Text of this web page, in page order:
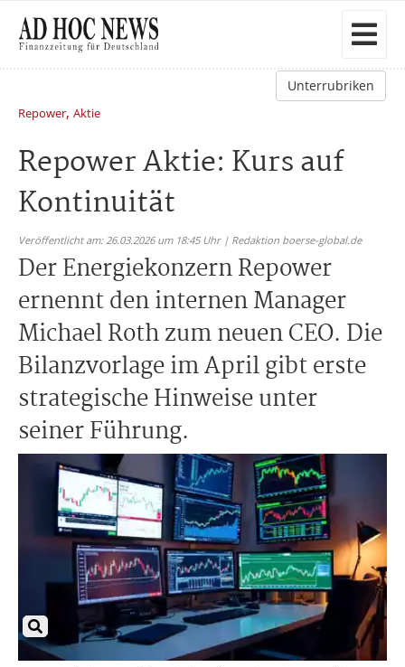
Unterrubriken
Repower, Aktie
Repower Aktie: Kurs auf
Kontinuität
Veröffentlicht am: 26.03.2026 um 18:45 Uhr | Redaktion boerse-global.de
Der Energiekonzern Repower
ernennt den internen Manager
Michael Roth zum neuen CEO. Die
Bilanzvorlage im April gibt erste
strategische Hinweise unter
seiner Führung.